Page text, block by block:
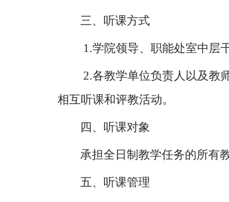
三、听课方式
1.学院领导、职能处室中层
2.各教学单位负责人以及教
相互听课和评教活动。
四、听课对象
承担全日制教学任务的所有
五、听课管理